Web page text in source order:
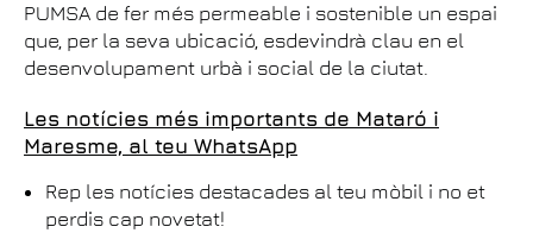
PUMSA de fer més permeable i sostenible un espai
que, per la seva ubicació, esdevindrà clau en el
desenvolupament urbà i social de la ciutat.
Les notícies més importants de Mataró i
Maresme, al teu WhatsApp
Rep les notícies destacades al teu mòbil i no et
perdis cap novetat!